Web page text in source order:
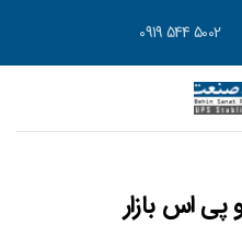
5002 544 0919
پی اس بازار